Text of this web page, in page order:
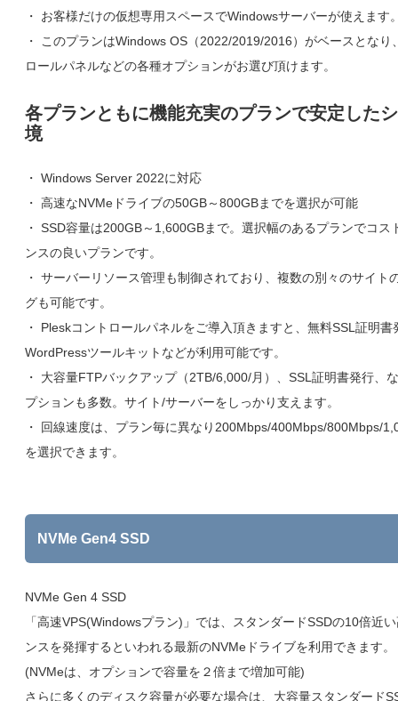
・ お客様だけの仮想専用スペースでWindowsサーバーが使えます
・ このプランはWindows OS（2022/2019/2016）がベースとなり
ロールパネルなどの各種オプションがお選び頂けます。
各プランともに機能充実のプランで安定した
境
・ Windows Server 2022に対応
・ 高速なNVMeドライブの50GB～800GBまでを選択が可能
・ SSD容量は200GB～1,600GBまで。選択幅のあるプランでコス
ンスの良いプランです。
・ サーバーリソース管理も制御されており、複数の別々のサイト
グも可能です。
・ Pleskコントロールパネルをご導入頂きますと、無料SSL証明書
WordPressツールキットなどが利用可能です。
・ 大容量FTPバックアップ（2TB/6,000/月）、SSL証明書発行、
プションも多数。サイト/サーバーをしっかり支えます。
・ 回線速度は、プラン毎に異なり200Mbps/400Mbps/800Mbps/
を選択できます。
NVMe Gen4 SSD
NVMe Gen 4 SSD
「高速VPS(Windowsプラン)」では、スタンダードSSDの10倍近
ンスを発揮するといわれる最新のNVMeドライブを利用できます。
(NVMeは、オプションで容量を２倍まで増加可能)
さらに多くのディスク容量が必要な場合は、大容量スタンダード